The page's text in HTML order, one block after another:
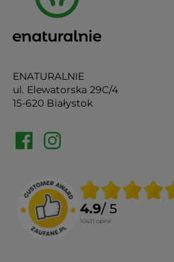
ENATURALNIE
ul. Elewatorska 29C/4
15-620 Białystok
4.9/ 5
10431 opinii